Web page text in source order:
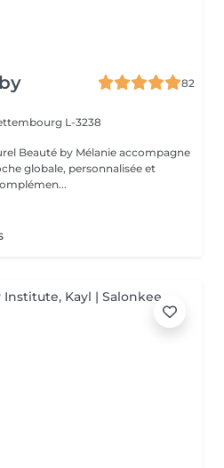
82
L-3238
Beauté by Mélanie accompagne
globale, personnalisée et